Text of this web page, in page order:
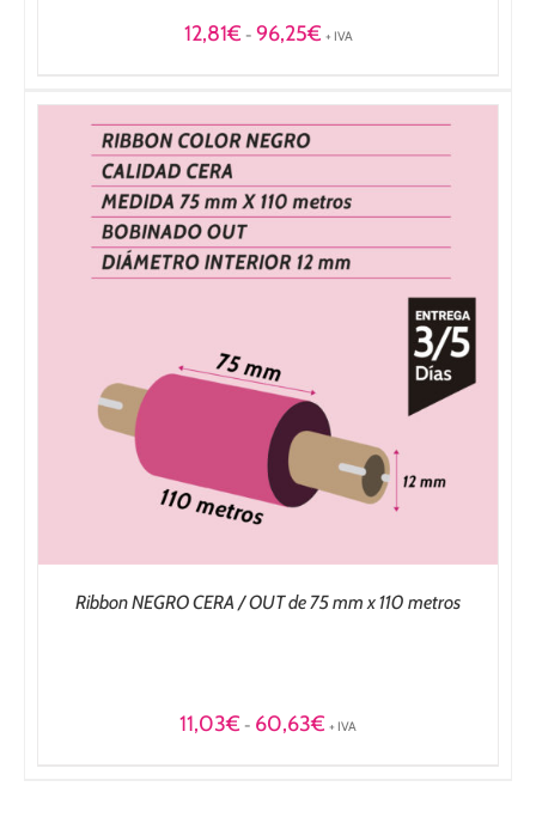
12,81€ - 96,25€Rango
+ IVA
Ribbon NEGRO CERA / OUT de 75 mm x 110 metros
11,03€ - 60,63€Rango
+ IVA